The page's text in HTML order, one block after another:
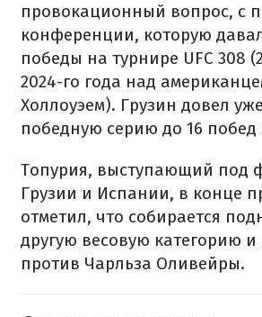
провокационный вопрос, с
конференции, которую
победы на турнире UFC 308
2024-го года над
Холлоуэем). Грузин довел
победную серию до 16 побед
Топурия, выступающий под
Грузии и Испании, в конце
отметил, что собирается
другую весовую категорию и
против Чарльза Оливейры.